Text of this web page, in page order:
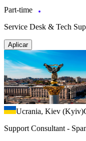
Part-time
Service Desk & Tech
Aplicar
Ucrania, Kiev (Kyiv)
Support Consultant -